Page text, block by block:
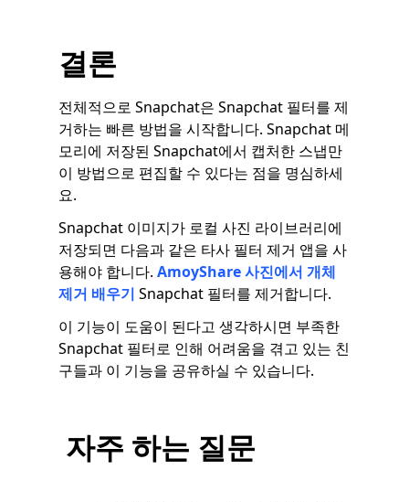
결론
전체적으로 Snapchat은 Snapchat 필터를 제
거하는 빠른 방법을 시작합니다. Snapchat 메
모리에 저장된 Snapchat에서 캡처한 스냅만
이 방법으로 편집할 수 있다는 점을 명심하세
요.
Snapchat 이미지가 로컬 사진 라이브러리에
저장되면 다음과 같은 타사 필터 제거 앱을 사
용해야 합니다. AmoyShare 사진에서 개체
제거 배우기 Snapchat 필터를 제거합니다.
이 기능이 도움이 된다고 생각하시면 부족한
Snapchat 필터로 인해 어려움을 겪고 있는 친
구들과 이 기능을 공유하실 수 있습니다.
자주 하는 질문